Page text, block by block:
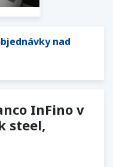
nad
InFino v
steel,